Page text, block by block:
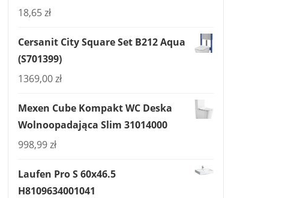
18,65zł
Cersanit City Square Set B212 Aqua
(S701399)
1369,00zł
Mexen Cube Kompakt WC Deska
Wolnoopadająca Slim 31014000
998,99zł
Laufen Pro S 60x46.5
H8109634001041